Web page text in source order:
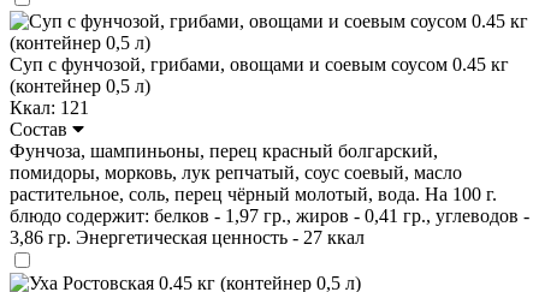
Суп с фунчозой, грибами, овощами и соевым соусом 0.45 кг
(контейнер 0,5 л)
Ккал: 121
Состав
Фунчоза, шампиньоны, перец красный болгарский,
помидоры, морковь, лук репчатый, соус соевый, масло
растительное, соль, перец чёрный молотый, вода. На 100 г.
блюдо содержит: белков - 1,97 гр., жиров - 0,41 гр., углеводов -
3,86 гр. Энергетическая ценность - 27 ккал